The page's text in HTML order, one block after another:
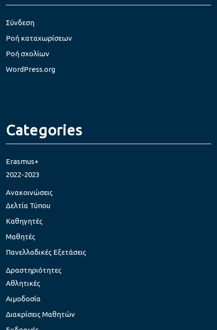
Σύνδεση
Ροή καταχωρίσεων
Ροή σχολίων
WordPress.org
Categories
Erasmus+
2022-2023
Ανακοινώσεις
Δελτία Τύπου
Καθηγητές
Μαθητές
Πανελλαδικές Εξετάσεις
Δραστηριότητες
Αθλητικές
Αιμοδοσία
Διακρίσεις Μαθητών